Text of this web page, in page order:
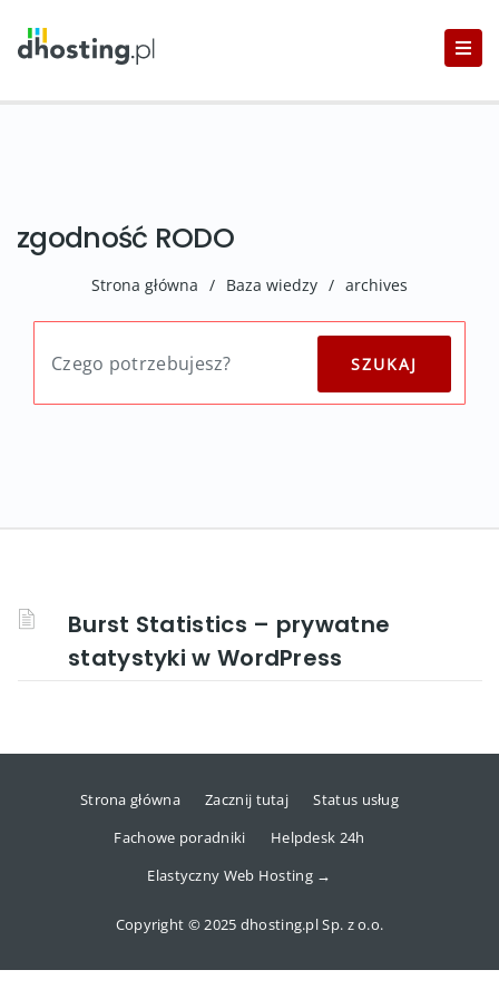
zgodność RODO
Strona główna / Baza wiedzy / archives
Burst Statistics – prywatne
statystyki w WordPress
Strona główna Zacznij tutaj
Status usług
Fachowe poradniki
Helpdesk 24h
Elastyczny Web Hosting →
Copyright © 2025 dhosting.pl Sp. z o.o.